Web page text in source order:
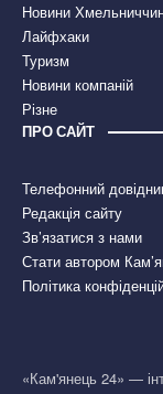
Новини
Лайфхаки
Туризм
Новини компаній
Різне
ПРО САЙТ
Телефонний
Редакція сайту
Зв’язатися з нами
Стати автором
Політика
«Кам'янець 24» —